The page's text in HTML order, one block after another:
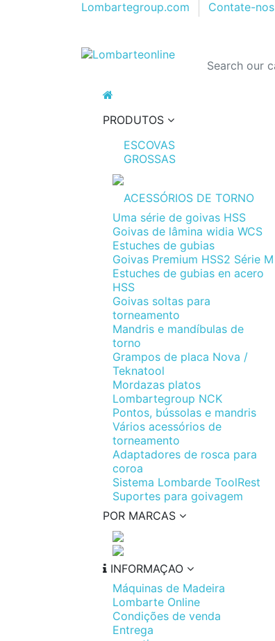
Lombartegroup.com Contate-nos
PRODUTOS
ESCOVAS
GROSSAS
ACESSÓRIOS DE TORNO
Uma série de goivas HSS
Goivas de lâmina widia WCS
Estuches de gubias
Goivas Premium HSS2 Série M
Estuches de gubias en acero
HSS
Goivas soltas para
torneamento
Mandris e mandíbulas de
torno
Grampos de placa Nova /
Teknatool
Mordazas platos
Lombartegroup NCK
Pontos, bússolas e mandris
Vários acessórios de
torneamento
Adaptadores de rosca para
coroa
Sistema Lombarde ToolRest
Suportes para goivagem
POR MARCAS
INFORMAÇAO
Máquinas de Madeira
Lombarte Online
Condições de venda
Entrega